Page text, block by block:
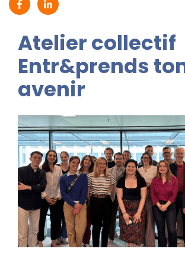
Partager sur Facebook (nouvelle
Partager sur Linkedin
Atelier collectif
Entr&prends
avenir